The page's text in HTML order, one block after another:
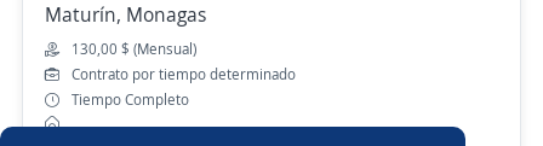
Maturín, Monagas
130,00 $ (Mensual)
Contrato por tiempo determinado
Tiempo Completo